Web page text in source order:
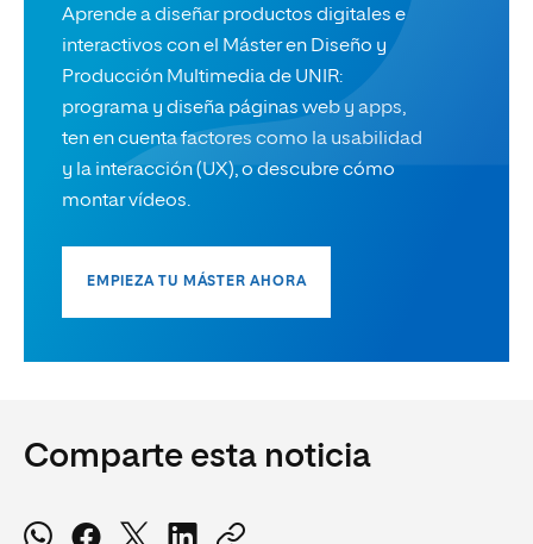
Aprende a diseñar productos digitales e
interactivos con el Máster en Diseño y
Producción Multimedia de UNIR:
programa y diseña páginas web y apps,
ten en cuenta factores como la usabilidad
y la interacción (UX), o descubre cómo
montar vídeos.
EMPIEZA TU MÁSTER AHORA
Comparte esta noticia